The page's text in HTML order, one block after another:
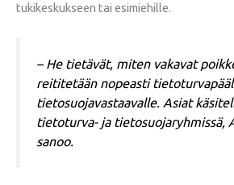
tukikeskukseen tai esimiehille.
– He tietävät, miten vakavat
reititetään nopeasti
tietosuojavastaavalle. Asiat
tietoturva- ja tietosuojaryhmissä,
sanoo.